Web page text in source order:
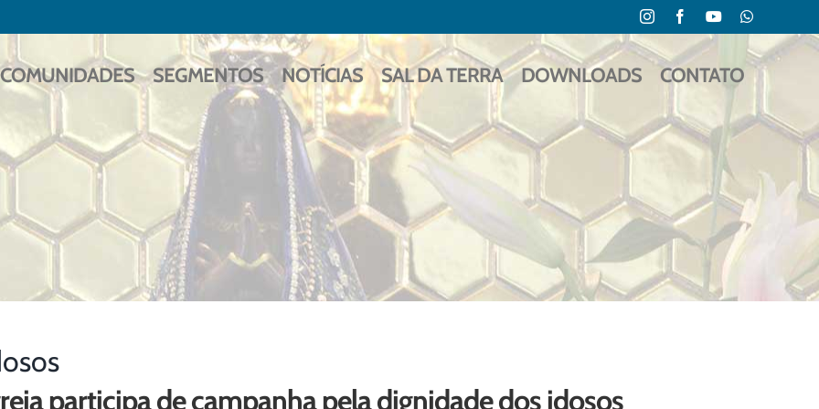
InstagramFacebookYouTubeWhatsApp
COMUNIDADES SEGMENTOS NOTÍCIAS SAL DA TERRA DOWNLOADS CONTATO
participa de campanha pela dignidade dos idosos